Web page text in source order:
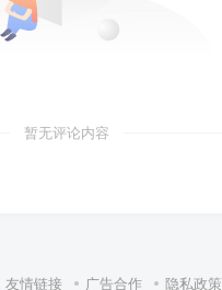
暂无评论内容
友情链接 广告合作 隐私政策